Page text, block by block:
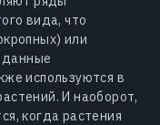
вида, что
или
данные
используются в
И наоборот,
когда растения